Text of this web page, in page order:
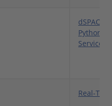
dSPACE
Python
Service
Real-